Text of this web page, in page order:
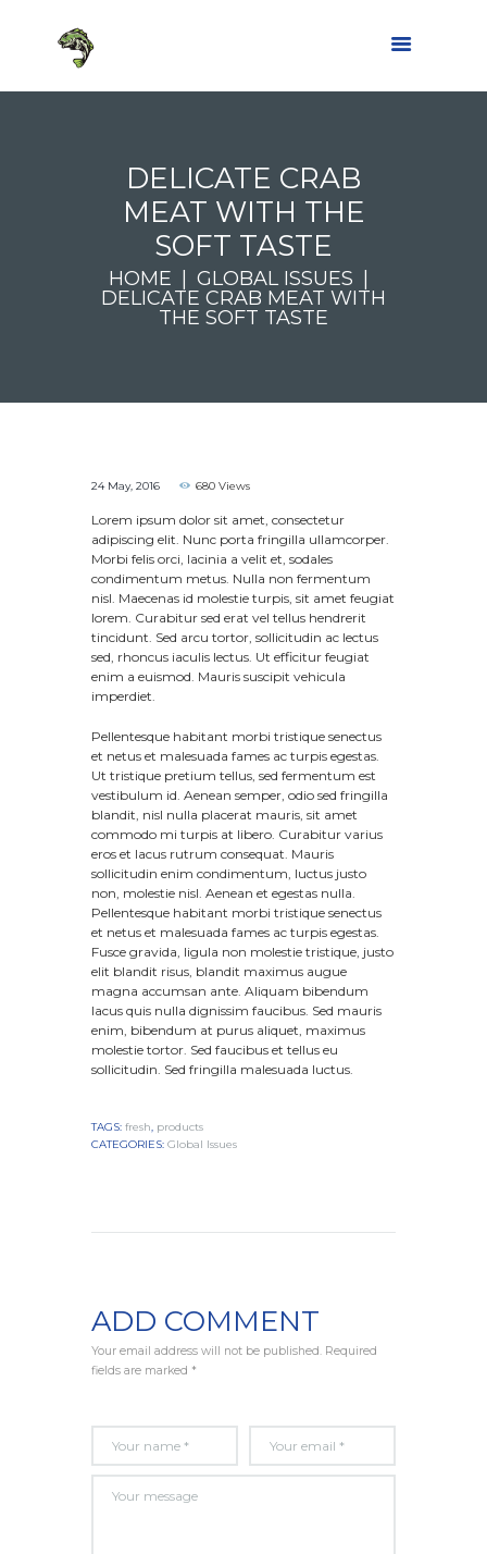
DELICATE CRAB
MEAT WITH THE
SOFT TASTE
HOME
GLOBAL ISSUES
DELICATE CRAB MEAT WITH
THE SOFT TASTE
24 May, 2016 680Views
Lorem ipsum dolor sit amet, consectetur
adipiscing elit. Nunc porta fringilla ullamcorper.
Morbi felis orci, lacinia a velit et, sodales
condimentum metus. Nulla non fermentum
nisl. Maecenas id molestie turpis, sit amet feugiat
lorem. Curabitur sed erat vel tellus hendrerit
tincidunt. Sed arcu tortor, sollicitudin ac lectus
sed, rhoncus iaculis lectus. Ut efficitur feugiat
enim a euismod. Mauris suscipit vehicula
imperdiet.
Pellentesque habitant morbi tristique senectus
et netus et malesuada fames ac turpis egestas.
Ut tristique pretium tellus, sed fermentum est
vestibulum id. Aenean semper, odio sed fringilla
blandit, nisl nulla placerat mauris, sit amet
commodo mi turpis at libero. Curabitur varius
eros et lacus rutrum consequat. Mauris
sollicitudin enim condimentum, luctus justo
non, molestie nisl. Aenean et egestas nulla.
Pellentesque habitant morbi tristique senectus
et netus et malesuada fames ac turpis egestas.
Fusce gravida, ligula non molestie tristique, justo
elit blandit risus, blandit maximus augue
magna accumsan ante. Aliquam bibendum
lacus quis nulla dignissim faucibus. Sed mauris
enim, bibendum at purus aliquet, maximus
molestie tortor. Sed faucibus et tellus eu
sollicitudin. Sed fringilla malesuada luctus.
TAGS: fresh, products
CATEGORIES: Global Issues
ADD COMMENT
Your email address will not be published. Required
fields are marked *